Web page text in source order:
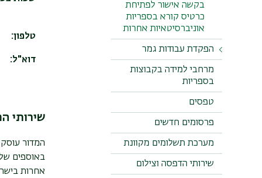
אישית
טופס הזמנת הדרכה
קבוצתית
כיצד ניגשים למשאבים
אלקטרוניים
צרו קשר
שאלות נפוצות
כרטיס קורא
בקשה אישור לפתיחת
כרטיס קורא בספריות
אוניברסיטאיות אחרות
הפקדת עבודות גמר
מידע על המדור
הנחיות ותהליך הפקדת
עבודות גמר
תואר שני
תואר שלישי
הנחיות לפתיחת חשבון
ORCID
מרחבי למידה בקבוצות
בספריות
טפסים
פרסומים חדשים
מערכת תשלומים מקוונת
שירותי הדפסה וצילום
טלפון:
דוא"ל:
שירותי
המדור
באוספים
אחרות